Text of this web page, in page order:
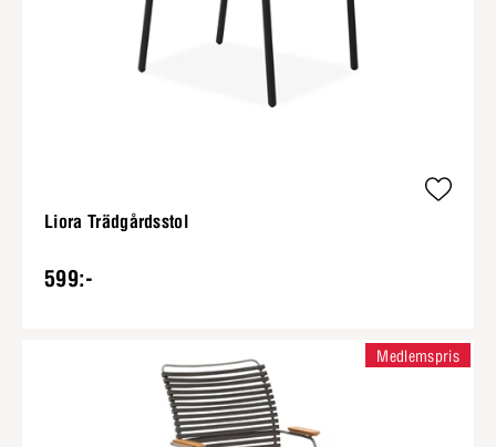
Liora Trädgårdsstol
599:-
Medlemspris